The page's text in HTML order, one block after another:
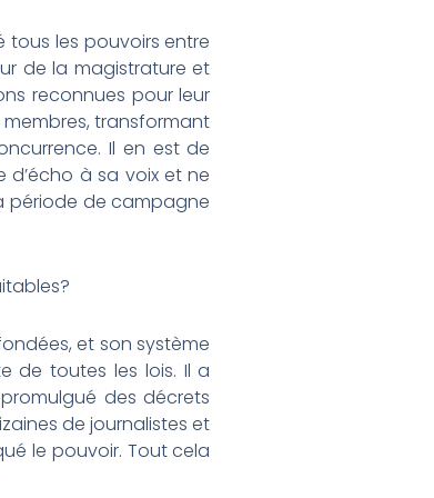
tous les pouvoirs entre
de la magistrature et
reconnues pour leur
transformant
Il en est de
d’écho à sa voix et ne
période de campagne
et son système
de toutes les lois. Il a
des décrets
de journalistes et
le pouvoir. Tout cela